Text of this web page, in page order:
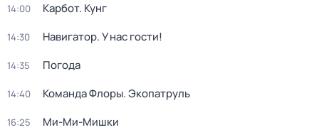
14:00 Карбот. Кунг
14:30 Навигатор. У нас гости!
14:35 Погода
14:40 Команда Флоры. Экопатруль
16:25 Ми-Ми-Мишки